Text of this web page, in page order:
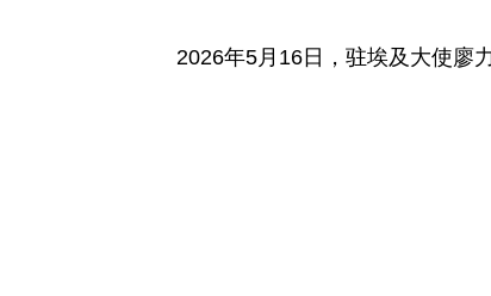
2026年5月16日，驻埃及大使廖